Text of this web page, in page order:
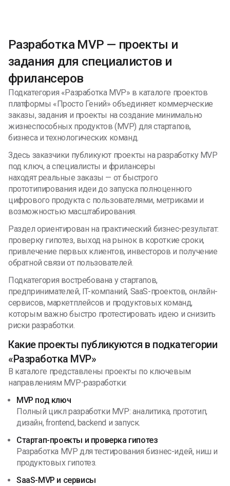
Разработка MVP — проекты и
задания для специалистов и
фрилансеров
Подкатегория «Разработка MVP» в каталоге проектов
платформы «Просто Гений» объединяет коммерческие
заказы, задания и проекты на создание минимально
жизнеспособных продуктов (MVP) для стартапов,
бизнеса и технологических команд.
Здесь заказчики публикуют проекты на разработку MVP
под ключ, а специалисты и фрилансеры
находят реальные заказы — от быстрого
прототипирования идеи до запуска полноценного
цифрового продукта с пользователями, метриками и
возможностью масштабирования.
Раздел ориентирован на практический бизнес-результат:
проверку гипотез, выход на рынок в короткие сроки,
привлечение первых клиентов, инвесторов и получение
обратной связи от пользователей.
Подкатегория востребована у стартапов,
предпринимателей, IT-компаний, SaaS-проектов, онлайн-
сервисов, маркетплейсов и продуктовых команд,
которым важно быстро протестировать идею и снизить
риски разработки.
Какие проекты публикуются в подкатегории
«Разработка MVP»
В каталоге представлены проекты по ключевым
направлениям MVP-разработки:
MVP под ключ
Полный цикл разработки MVP: аналитика, прототип,
дизайн, frontend, backend и запуск.
Стартап-проекты и проверка гипотез
Разработка MVP для тестирования бизнес-идей, ниш и
продуктовых гипотез.
SaaS-MVP и сервисы